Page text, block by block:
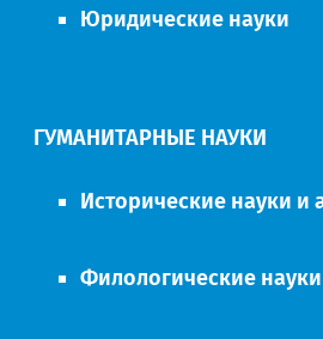
Юридические науки
ГУМАНИТАРНЫЕ НАУКИ
Исторические науки и
Филологические науки